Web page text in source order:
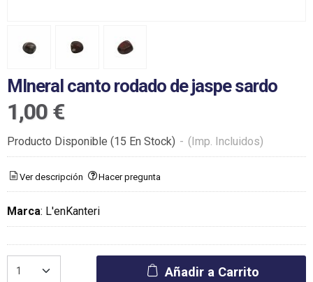
MIneral canto rodado de jaspe sardo
1,00 €
Producto Disponible (15 En Stock) - (Imp. Incluidos)
Ver descripción Hacer pregunta
Marca: L'enKanteri
Añadir a Carrito